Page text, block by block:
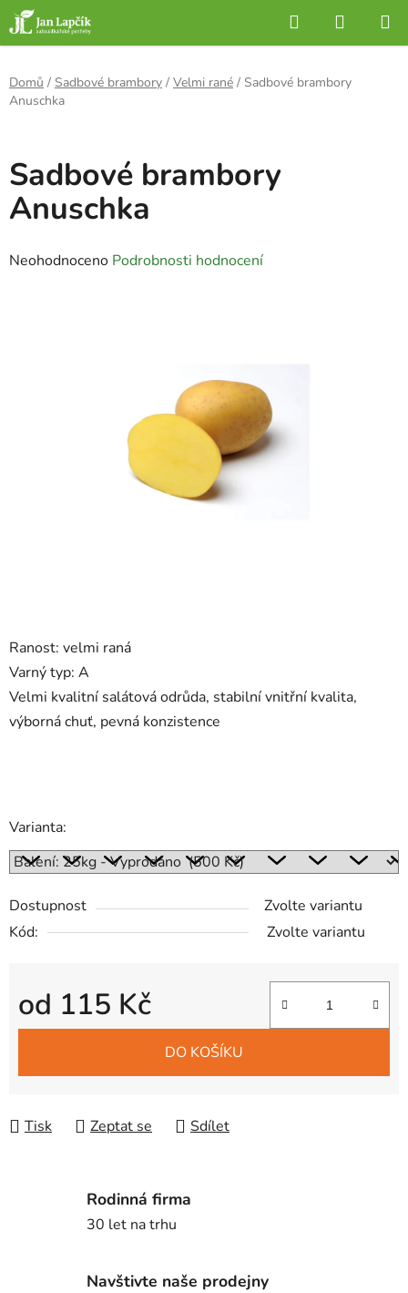
Přejít
na
obsah
Hledat
KOŠÍK
Domů / Sadbové brambory / Velmi rané / Sadbové brambory
Anuschka
Ranost: velmi raná
Varný typ: A
Velmi kvalitní salátová odrůda, stabilní vnitřní kvalita,
výborná chuť, pevná konzistence
Varianta:
Dostupnost
Zvolte variantu
Kód:
Zvolte variantu
od 115 Kč
Měrná cena:
DO KOŠÍKU
Tisk Zeptat se Sdílet
Sadbové brambory
Anuschka
Průměrné
Neohodnoceno Podrobnosti hodnocení
Rodinná firma
30 let na trhu
Navštivte naše prodejny